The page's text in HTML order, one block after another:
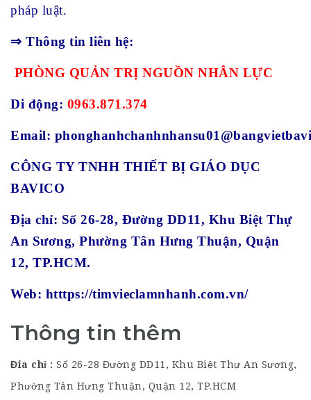
pháp luật.
⇒ Thông tin liên hệ:
PHÒNG QUẢN TRỊ NGUỒN NHÂN LỰC
Di động: 0963.871.374
Email:
CÔNG TY TNHH THIẾT BỊ GIÁO DỤC
BAVICO
Địa chỉ: Số 26-28, Đường DD11, Khu Biệt Thự
An Sương, Phường Tân Hưng Thuận, Quận
12, TP.HCM.
Web: htttps://timvieclamnhanh.com.vn/
Thông tin thêm
Đia chỉ
Số 26-28 Đường DD11, Khu Biệt Thự An Sương,
Phường Tân Hưng Thuận, Quận 12, TP.HCM